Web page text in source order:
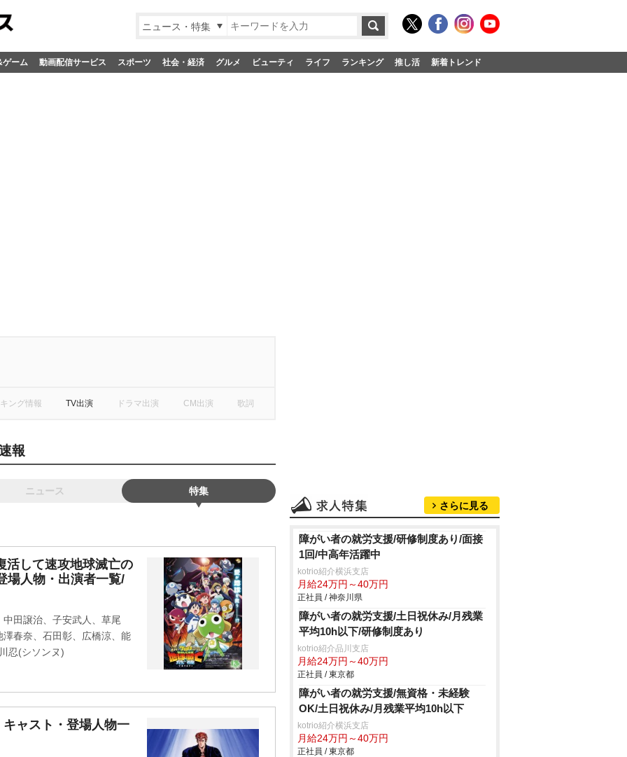
ニュース・特集
ゲーム 動画配信サービス スポーツ 社会・経済 グルメ ビューティ ライフ ランキング 推し活 新着トレンド
ング情報 TV出演 ドラマ出演 CM出演 歌詞
報
ニュース 特集
して速攻地球滅亡の
場人物・出演者一覧/
田譲治、子安武人、草尾
春奈、石田彰、広橋涼、能
忍(シソンヌ)
ャスト・登場人物一
さらに見る
障がい者の就労支援/研修制度あり/面接
1回/中高年活躍中
kotrio紹介横浜支店
月給24万円～40万円
正社員 / 神奈川県
障がい者の就労支援/土日祝休み/月残業
平均10h以下/研修制度あり
kotrio紹介品川支店
月給24万円～40万円
正社員 / 東京都
障がい者の就労支援/無資格・未経験
OK/土日祝休み/月残業平均10h以下
kotrio紹介横浜支店
月給24万円～40万円
正社員 / 東京都